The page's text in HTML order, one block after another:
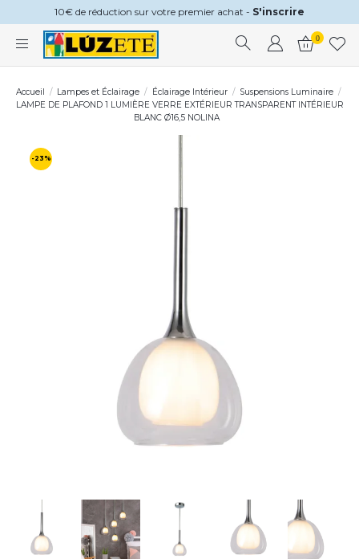
10€ de réduction sur votre premier achat - S'inscrire
0
Accueil Lampes et Éclairage Éclairage Intérieur
Suspensions Luminaire
LAMPE DE PLAFOND 1 LUMIÈRE VERRE EXTÉRIEUR TRANSPARENT INTÉRIEUR
BLANC Ø16,5 NOLINA
-23%